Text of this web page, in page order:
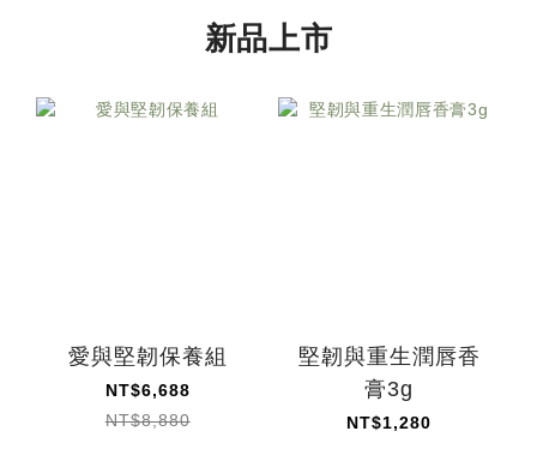
新品上市
愛與堅韌保養組
NT$6,688
NT$8,880
堅韌與重生潤唇香
膏3g
NT$1,280